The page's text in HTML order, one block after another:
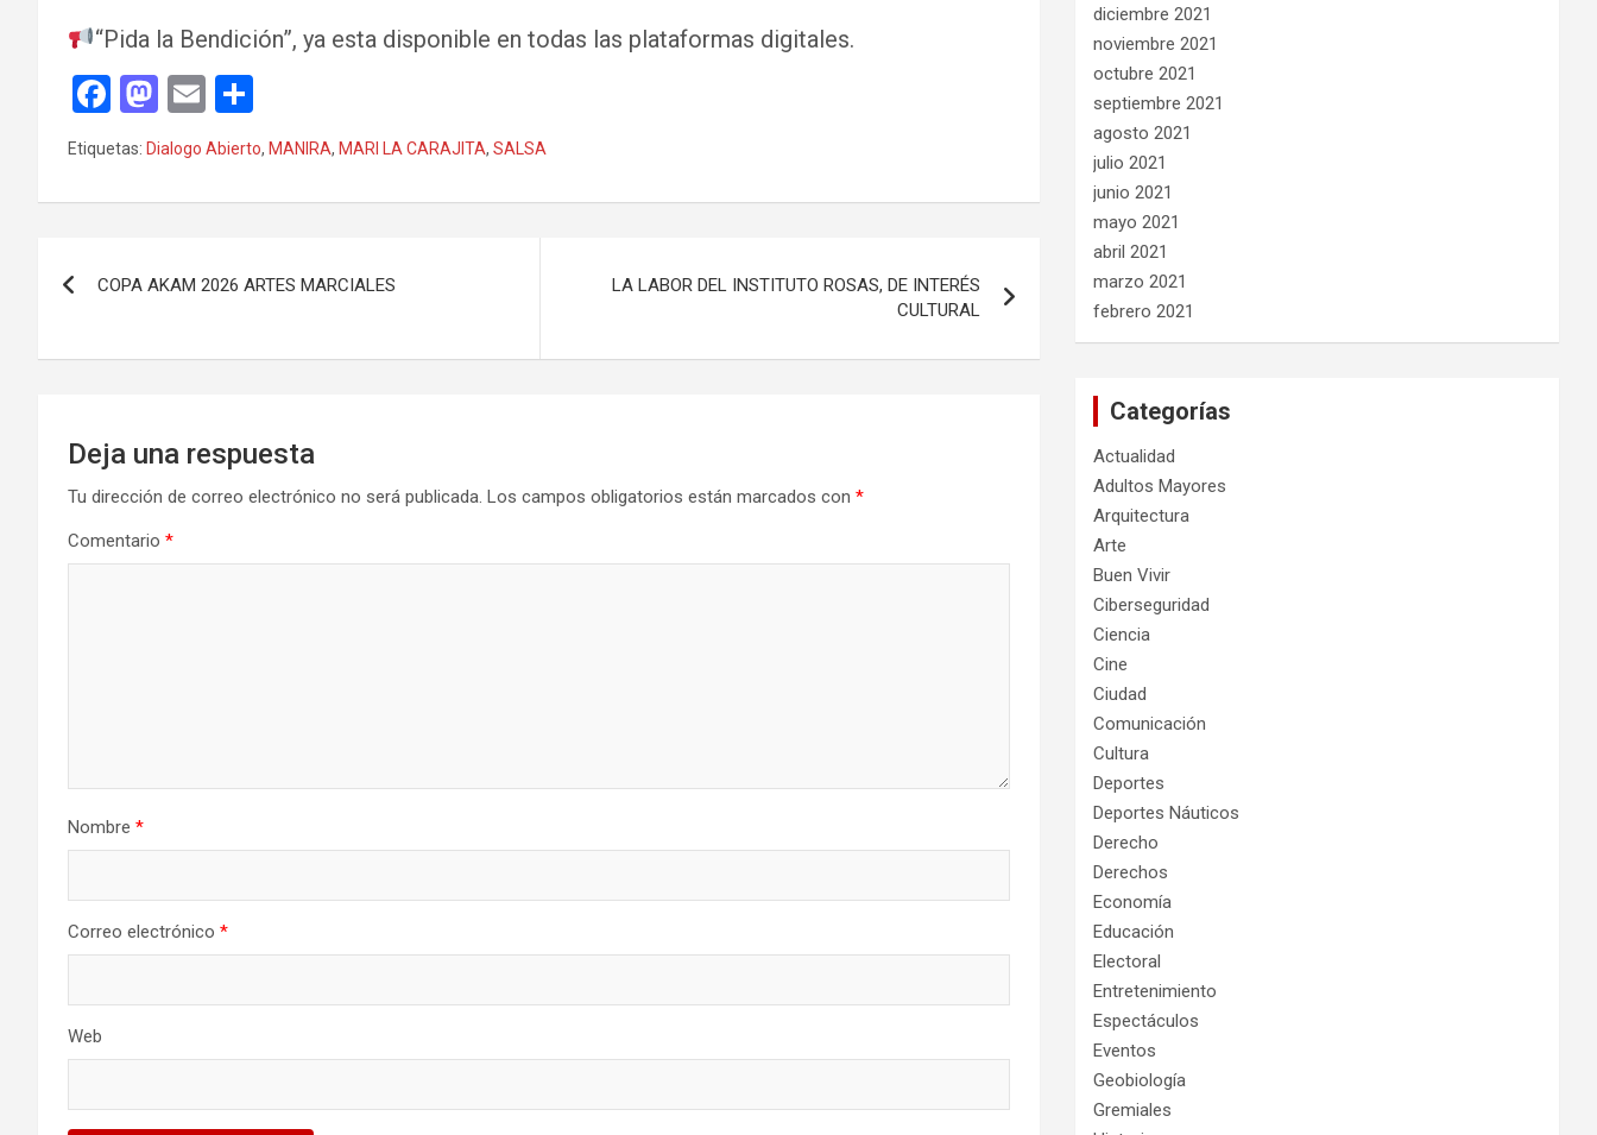
“Pida la Bendición”, ya esta disponible en todas las plataformas digitales.
F
a
ce
b
o
M
a
st
o
o
E
m
ail
o
m
p
tir
Etiquetas: Dialogo Abierto, MANIRA, MARI LA CARAJITA, SALSA
de
entradas
COPA AKAM 2026 ARTES MARCIALES
LA LABOR DEL INSTITUTO ROSAS, DE INTERÉS
CULTURAL
Deja una respuesta
Tu dirección de correo electrónico no será publicada. Los campos obligatorios están marcados con *
Comentario *
Nombre *
Correo electrónico *
Web
diciembre 2021
noviembre 2021
octubre 2021
septiembre 2021
agosto 2021
julio 2021
junio 2021
mayo 2021
abril 2021
marzo 2021
febrero 2021
Categorías
Actualidad
Adultos Mayores
Arquitectura
Arte
Buen Vivir
Ciberseguridad
Ciencia
Cine
Ciudad
Comunicación
Cultura
Deportes
Deportes Náuticos
Derecho
Derechos
Economía
Educación
Electoral
Entretenimiento
Espectáculos
Eventos
Geobiología
Gremiales